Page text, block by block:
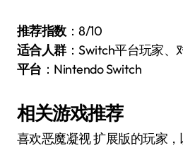
推荐指数：8/10
适合人群：Switch平台玩家、
平台 ：Nintendo Switch
相关游戏推荐
喜欢恶魔凝视 扩展版的玩家